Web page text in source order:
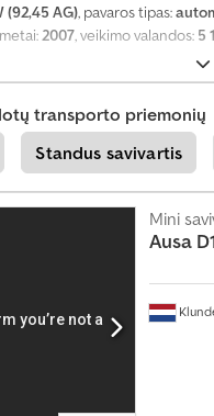
t
e
d
a
a
9
2
1
8
(92,45 AG), pavaros tipas:
2007, veikimo valandos: 5
transporto priemonių
Standus savivartis
Mini
Ausa